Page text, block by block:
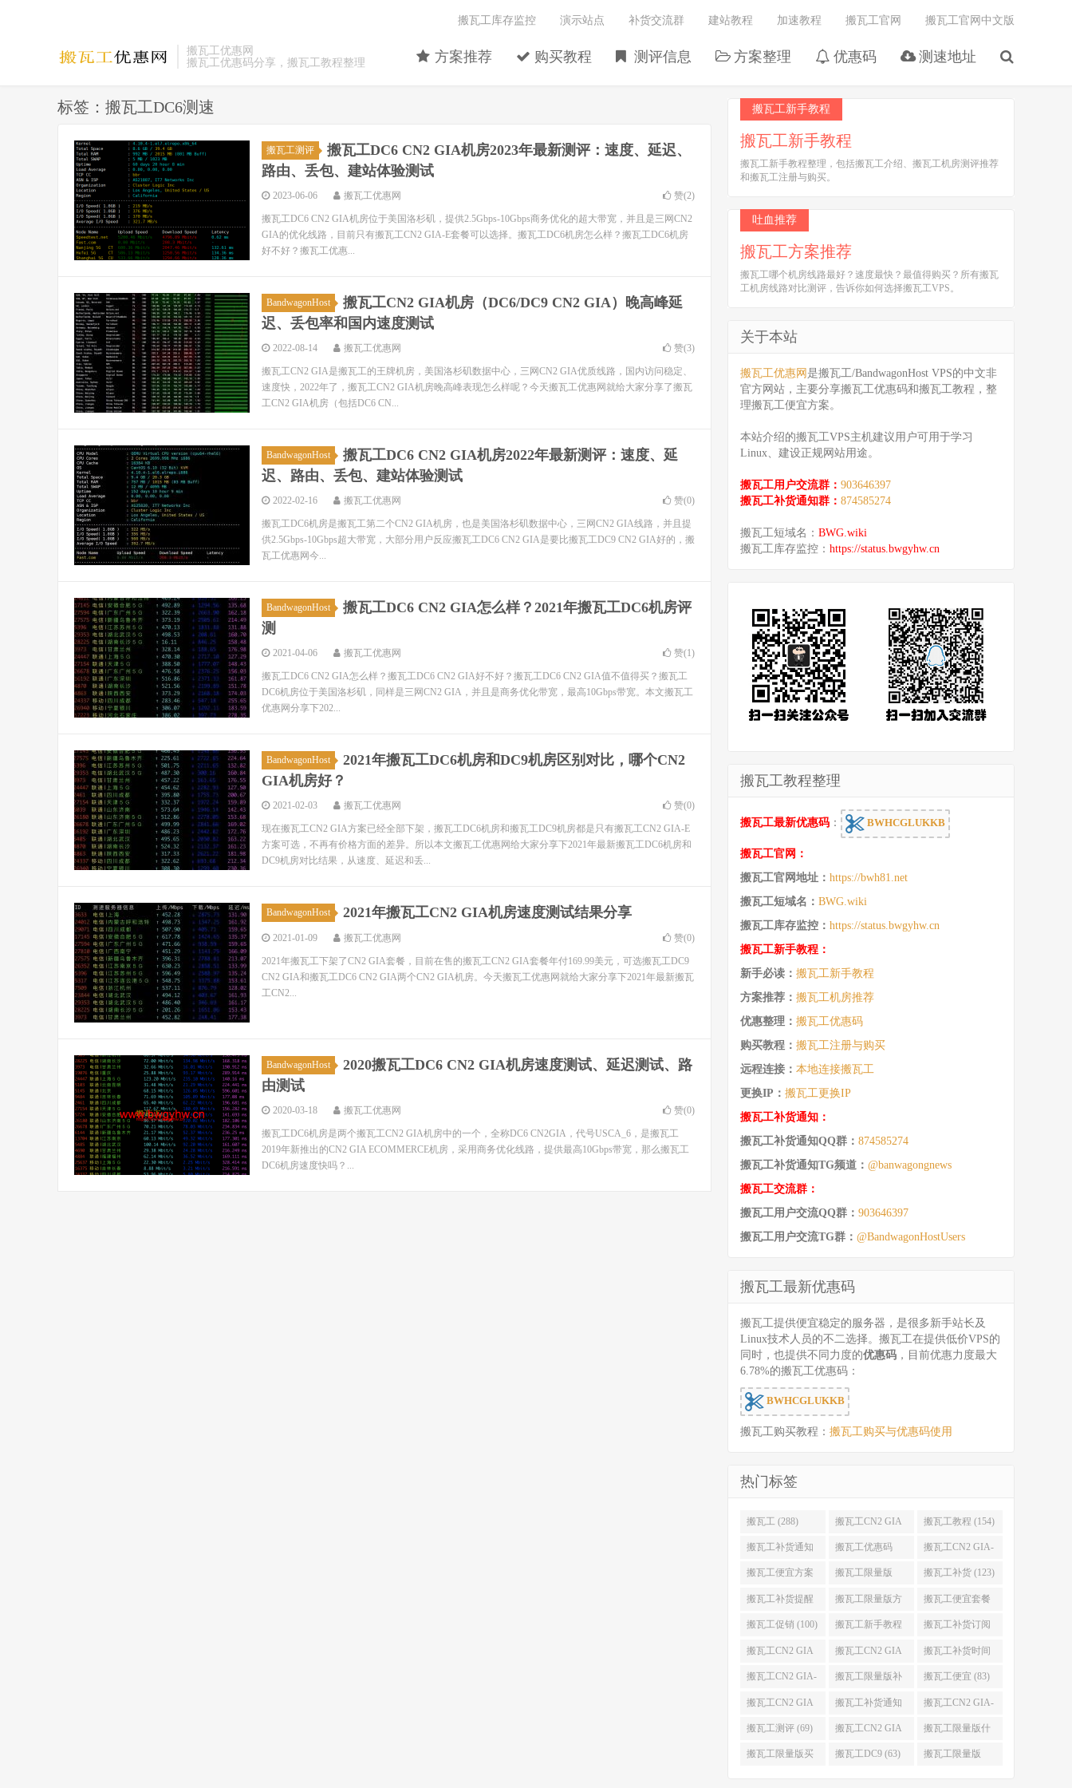
搬瓦工优惠网
搬瓦工优惠码分享，搬瓦工教程整理
方案推荐 购买教程 测评信息 方案整理 优惠码 测速地址
搬瓦工库存监控 演示站点 补货交流群 建站教程 加速教程 搬瓦工官网 搬瓦工官网中文版
标签：搬瓦工DC6测速
搬瓦工测评
搬瓦工DC6 CN2 GIA机房2023年最新测评：速度、延迟、
路由、丢包、建站体验测试
2023-06-06 搬瓦工优惠网 赞(2)
搬瓦工DC6 CN2 GIA机房位于美国洛杉矶，提供2.5Gbps-10Gbps商务优化的超大带宽，并且是三网CN2
GIA的优化线路，目前只有搬瓦工CN2 GIA-E套餐可以选择。搬瓦工DC6机房怎么样？搬瓦工DC6机房
好不好？搬瓦工优惠...
BandwagonHost
搬瓦工CN2 GIA机房（DC6/DC9 CN2 GIA）晚高峰延
迟、丢包率和国内速度测试
2022-08-14 搬瓦工优惠网 赞(3)
搬瓦工CN2 GIA是搬瓦工的王牌机房，美国洛杉矶数据中心，三网CN2 GIA优质线路，国内访问稳定、
速度快，2022年了，搬瓦工CN2 GIA机房晚高峰表现怎么样呢？今天搬瓦工优惠网就给大家分享了搬瓦
工CN2 GIA机房（包括DC6 CN...
BandwagonHost
搬瓦工DC6 CN2 GIA机房2022年最新测评：速度、延
迟、路由、丢包、建站体验测试
2022-02-16 搬瓦工优惠网 赞(0)
搬瓦工DC6机房是搬瓦工第二个CN2 GIA机房，也是美国洛杉矶数据中心，三网CN2 GIA线路，并且提
供2.5Gbps-10Gbps超大带宽，大部分用户反应搬瓦工DC6 CN2 GIA是要比搬瓦工DC9 CN2 GIA好的，搬
瓦工优惠网今...
BandwagonHost
搬瓦工DC6 CN2 GIA怎么样？2021年搬瓦工DC6机房评
测
2021-04-06 搬瓦工优惠网 赞(1)
搬瓦工DC6 CN2 GIA怎么样？搬瓦工DC6 CN2 GIA好不好？搬瓦工DC6 CN2 GIA值不值得买？搬瓦工
DC6机房位于美国洛杉矶，同样是三网CN2 GIA，并且是商务优化带宽，最高10Gbps带宽。本文搬瓦工
优惠网分享下202...
BandwagonHost
2021年搬瓦工DC6机房和DC9机房区别对比，哪个CN2
GIA机房好？
2021-02-03 搬瓦工优惠网 赞(0)
现在搬瓦工CN2 GIA方案已经全部下架，搬瓦工DC6机房和搬瓦工DC9机房都是只有搬瓦工CN2 GIA-E
方案可选，不再有价格方面的差异。所以本文搬瓦工优惠网给大家分享下2021年最新搬瓦工DC6机房和
DC9机房对比结果，从速度、延迟和丢...
BandwagonHost 2021年搬瓦工CN2 GIA机房速度测试结果分享
2021-01-09 搬瓦工优惠网 赞(0)
2021年搬瓦工下架了CN2 GIA套餐，目前在售的搬瓦工CN2 GIA套餐年付169.99美元，可选搬瓦工DC9
CN2 GIA和搬瓦工DC6 CN2 GIA两个CN2 GIA机房。今天搬瓦工优惠网就给大家分享下2021年最新搬瓦
工CN2...
BandwagonHost
2020搬瓦工DC6 CN2 GIA机房速度测试、延迟测试、路
由测试
2020-03-18 搬瓦工优惠网 赞(0)
搬瓦工DC6机房是两个搬瓦工CN2 GIA机房中的一个，全称DC6 CN2GIA，代号USCA_6，是搬瓦工
2019年新推出的CN2 GIA ECOMMERCE机房，采用商务优化线路，提供最高10Gbps带宽，那么搬瓦工
DC6机房速度快吗？...
搬瓦工新手教程
搬瓦工新手教程
搬瓦工新手教程整理，包括搬瓦工介绍、搬瓦工机房测评推荐
和搬瓦工注册与购买。
吐血推荐
搬瓦工方案推荐
搬瓦工哪个机房线路最好？速度最快？最值得购买？所有搬瓦
工机房线路对比测评，告诉你如何选择搬瓦工VPS。
关于本站
搬瓦工优惠网 是搬瓦工/BandwagonHost VPS的中文非
官方网站，主要分享搬瓦工优惠码和搬瓦工教程，整
理搬瓦工便宜方案。
本站介绍的搬瓦工VPS主机建议用户可用于学习
Linux、建设正规网站用途。
搬瓦工用户交流群： 903646397
搬瓦工补货通知群： 874585274
搬瓦工短域名： BWG.wiki
搬瓦工库存监控： https://status.bwgyhw.cn
搬瓦工教程整理
搬瓦工最新优惠码 ： BWHCGLUKKB
搬瓦工官网：
搬瓦工官网地址： https://bwh81.net
搬瓦工短域名： BWG.wiki
搬瓦工库存监控： https://status.bwgyhw.cn
搬瓦工新手教程：
新手必读： 搬瓦工新手教程
方案推荐： 搬瓦工机房推荐
优惠整理： 搬瓦工优惠码
购买教程： 搬瓦工注册与购买
远程连接： 本地连接搬瓦工
更换IP： 搬瓦工更换IP
搬瓦工补货通知：
搬瓦工补货通知QQ群： 874585274
搬瓦工补货通知TG频道： @banwagongnews
搬瓦工交流群：
搬瓦工用户交流QQ群： 903646397
搬瓦工用户交流TG群： @BandwagonHostUsers
搬瓦工最新优惠码
搬瓦工提供便宜稳定的服务器，是很多新手站长及
Linux技术人员的不二选择。搬瓦工在提供低价VPS的
同时，也提供不同力度的优惠码 ，目前优惠力度最大
6.78%的搬瓦工优惠码：
BWHCGLUKKB
搬瓦工购买教程： 搬瓦工购买与优惠码使用
热门标签
搬瓦工 (288) 搬瓦工CN2 GIA
(176)
搬瓦工教程 (154)
搬瓦工补货通知
(132)
搬瓦工优惠码
(131)
搬瓦工CN2 GIA-
E (130)
搬瓦工便宜方案
(128)
搬瓦工限量版
(126)
搬瓦工补货 (123)
搬瓦工补货提醒
(106)
搬瓦工限量版方
案 (106)
搬瓦工便宜套餐
(103)
搬瓦工促销 (100) 搬瓦工新手教程
(98)
搬瓦工补货订阅
(98)
搬瓦工CN2 GIA
便宜方案 (92)
搬瓦工CN2 GIA
限量版 (90)
搬瓦工补货时间
(89)
搬瓦工CN2 GIA-
E限量版 (84)
搬瓦工限量版补
货 (84)
搬瓦工便宜 (83)
搬瓦工CN2 GIA
优惠 (82)
搬瓦工补货通知
QQ群 (76)
搬瓦工CN2 GIA-
E便宜套餐 (76)
搬瓦工测评 (69) 搬瓦工CN2 GIA
限量版补货 (67)
搬瓦工限量版什
么时候补货 (67)
搬瓦工限量版买 搬瓦工DC9 (63) 搬瓦工限量版